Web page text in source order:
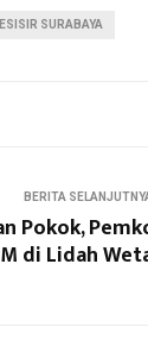
SURABAYA
BERITA
Pokok,
di Lidah